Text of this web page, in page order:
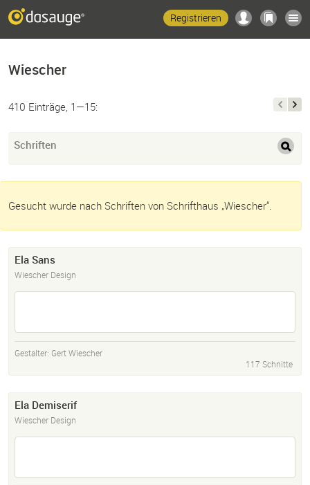
Registrieren
Wiescher
410 Einträge, 1—15:
Schriften
Gesucht wurde nach Schriften von Schrifthaus „Wiescher“.
Ela Sans
Wiescher Design
Gestalter: Gert Wiescher
117 Schnitte
Ela Demiserif
Wiescher Design